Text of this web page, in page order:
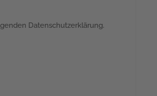
Datenschutzerklärung.